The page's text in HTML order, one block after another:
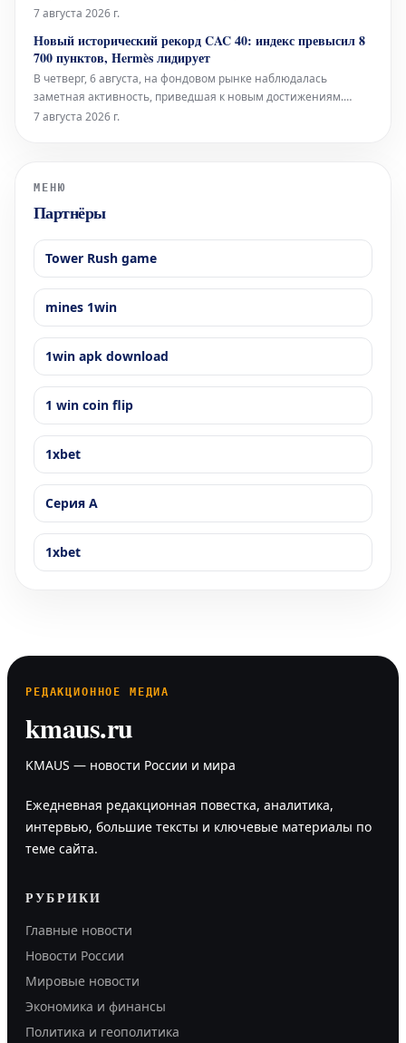
12 лет ежедневно проводят перед экранами более трех часов,
часа. В поисках способов отвлечь, особенно детей, от
цифрового мира,
7 августа 2026 г.
Новый исторический рекорд CAC 40: индекс превысил 8
700 пунктов, Hermès лидирует
В четверг, 6 августа, на фондовом рынке наблюдалась
заметная активность, приведшая к новым достижениям.
Французский биржевой индекс CAC 40 достиг
7 августа 2026 г.
МЕНЮ
Партнёры
Tower Rush game
mines 1win
1win apk download
1 win coin flip
1xbet
Серия А
1xbet
РЕДАКЦИОННОЕ МЕДИА
kmaus.ru
KMAUS — новости России и мира
Ежедневная редакционная повестка, аналитика,
интервью, большие тексты и ключевые материалы по
теме сайта.
РУБРИКИ
Главные новости
Новости России
Мировые новости
Экономика и финансы
Политика и геополитика